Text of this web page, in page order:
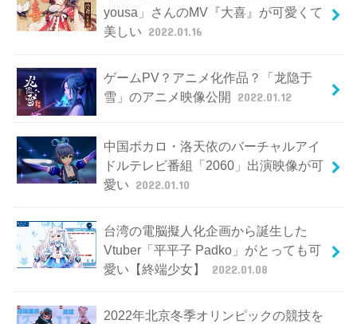
yousa」さんのMV『大喜』が可愛くて
美しい 2022.01.16
ゲームPV？アニメ化作品？「龙隐于
雪」のアニメ映像公開
2022.01.12
中国ボカロ・洛天依のバーチャルアイ
ドルテレビ番組「2060」出演映像が可
愛い 2022.01.10
台湾の電脳擬人化企画から誕生した
Vtuber「平平子 Padko」がとっても可
愛い【終端少女】
2022.01.08
2022年北京冬季オリンピックの競技を